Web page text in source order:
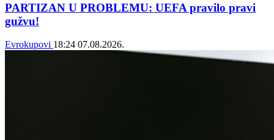
PARTIZAN U PROBLEMU: UEFA pravilo pravi
gužvu!
Evrokupovi 18:24 07.08.2026.